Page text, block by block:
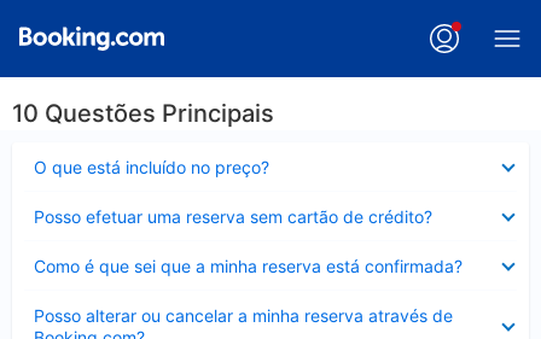
10 Questões Principais
O que está incluído no preço?
fechado
Posso efetuar uma reserva sem cartão de crédito?
fechado
Como é que sei que a minha reserva está confirmada?
fechado
Posso alterar ou cancelar a minha reserva através de
fechado